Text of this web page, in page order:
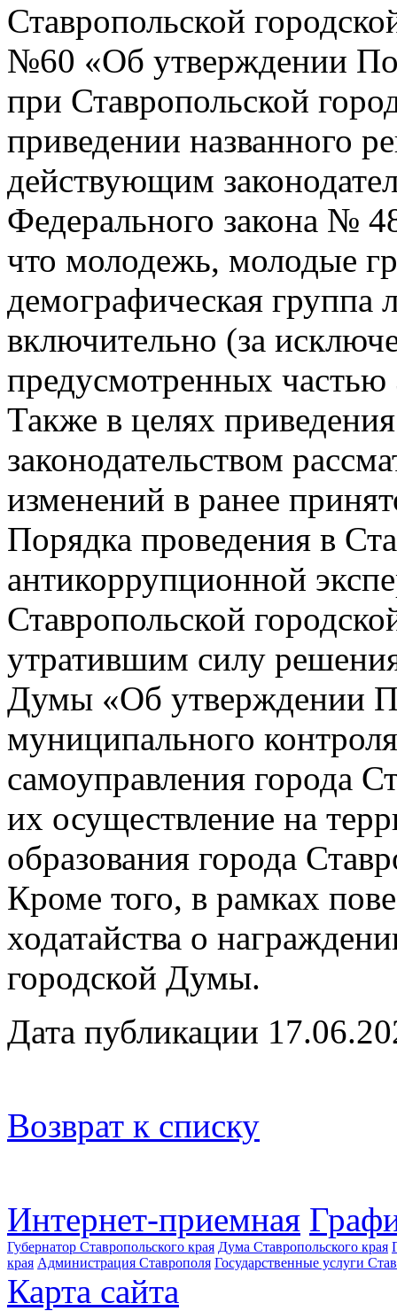
Ставропольской
№60 «Об утверждении
при Ставропольской
приведении названного
действующим
Федерального закона №
что молодежь, молодые
демографическая группа
включительно (за
предусмотренных
Также в целях
законодательством
изменений в ранее
Порядка проведения в
антикоррупционной
Ставропольской
утратившим силу
Думы «Об утверждении
муниципального
самоуправления города
их осуществление на
образования города
Кроме того, в рамках
ходатайства о
городской Думы.
Дата публикации
Возврат к списку
Интернет-приемная
Губернатор Ставропольского края Дума Ставропольского края
края Администрация Ставрополя Государственные услуги
Карта сайта